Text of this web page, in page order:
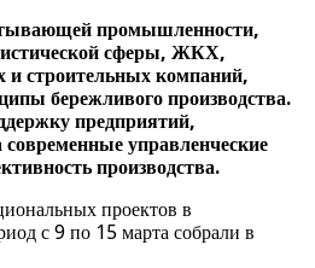
промышленности,
сферы, ЖКХ,
и строительных компаний,
бережливого производства.
предприятий,
управленческие
производства.
проектов в
с 9 по 15 марта собрали в